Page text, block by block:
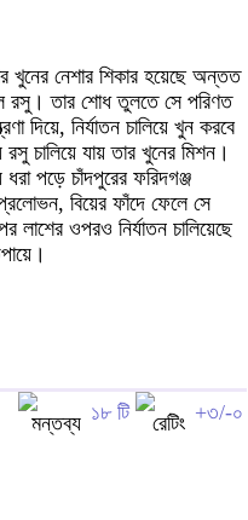
খুনের নেশার শিকার হয়েছে অন্তত
রসু। তার শোধ তুলতে সে পরিণত
দিয়ে, নির্যাতন চালিয়ে খুন করবে
চালিয়ে যায় তার খুনের মিশন।
পড়ে চাঁদপুরের ফরিদগঞ্জ
বিয়ের ফাঁদে ফেলে সে
লাশের ওপরও নির্যাতন চালিয়েছে
১৮ টি +৩/-০